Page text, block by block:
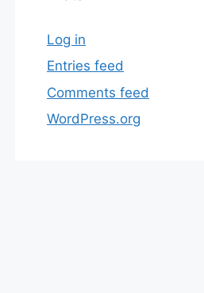
Log in
Entries feed
Comments feed
WordPress.org